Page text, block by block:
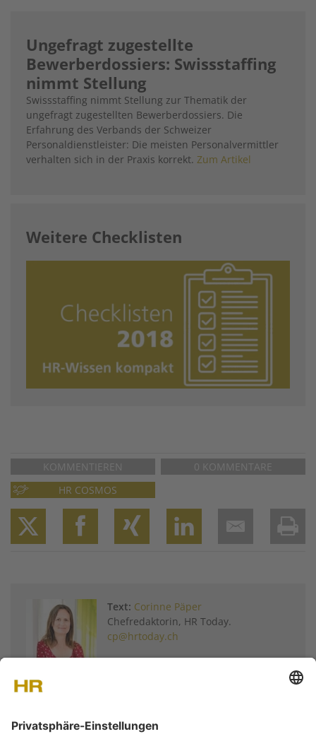
Ungefragt zugestellte
Bewerberdossiers: Swissstaffing
nimmt Stellung
Swissstaffing nimmt Stellung zur Thematik der
ungefragt zugestellten Bewerberdossiers. Die
Erfahrung des Verbands der Schweizer
Personaldienstleister: Die meisten Personalvermittler
verhalten sich in der Praxis korrekt. Zum Artikel
Weitere Checklisten
KOMMENTIEREN
0 KOMMENTARE
HR COSMOS
Text: Corinne Päper
Chefredaktorin, HR Today.
cp@hrtoday.ch